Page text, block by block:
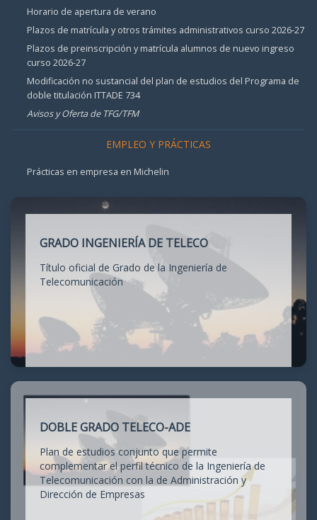
Horario de apertura de verano
Plazos de matrícula y otros trámites administrativos curso 2026-27
Plazos de preinscripción y matrícula alumnos de nuevo ingreso
curso 2026-27
Modificación no sustancial del plan de estudios del Programa de
doble titulación ITTADE 734
Avisos y Oferta de TFG/TFM
EMPLEO Y PRÁCTICAS
Prácticas en empresa en Michelin
GRADO INGENIERÍA DE TELECO
Título oficial de Grado de la Ingeniería de
Telecomunicación
DOBLE GRADO TELECO-ADE
Plan de estudios conjunto que permite
complementar el perfil técnico de la Ingeniería de
Telecomunicación con la de Administración y
Dirección de Empresas